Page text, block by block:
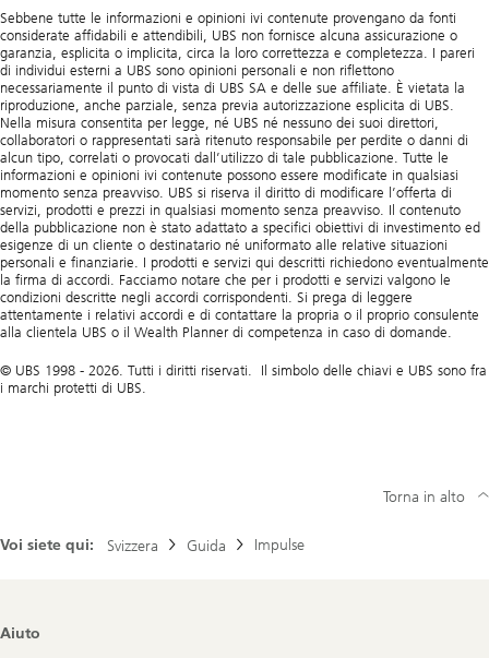
Sebbene tutte le informazioni e opinioni ivi contenute provengano da fonti
considerate affidabili e attendibili, UBS non fornisce alcuna assicurazione o
garanzia, esplicita o implicita, circa la loro correttezza e completezza. I pareri
di individui esterni a UBS sono opinioni personali e non riflettono
necessariamente il punto di vista di UBS SA e delle sue affiliate. È vietata la
riproduzione, anche parziale, senza previa autorizzazione esplicita di UBS.
Nella misura consentita per legge, né UBS né nessuno dei suoi direttori,
collaboratori o rappresentati sarà ritenuto responsabile per perdite o danni di
alcun tipo, correlati o provocati dall’utilizzo di tale pubblicazione. Tutte le
informazioni e opinioni ivi contenute possono essere modificate in qualsiasi
momento senza preavviso. UBS si riserva il diritto di modificare l’offerta di
servizi, prodotti e prezzi in qualsiasi momento senza preavviso. Il contenuto
della pubblicazione non è stato adattato a specifici obiettivi di investimento ed
esigenze di un cliente o destinatario né uniformato alle relative situazioni
personali e finanziarie. I prodotti e servizi qui descritti richiedono eventualmente
la firma di accordi. Facciamo notare che per i prodotti e servizi valgono le
condizioni descritte negli accordi corrispondenti. Si prega di leggere
attentamente i relativi accordi e di contattare la propria o il proprio consulente
alla clientela UBS o il Wealth Planner di competenza in caso di domande.
© UBS 1998 - 2026. Tutti i diritti riservati. Il simbolo delle chiavi e UBS sono fra
i marchi protetti di UBS.
Voi siete qui: Svizzera Guida Impulse
Torna in alto
Footer
Aiuto